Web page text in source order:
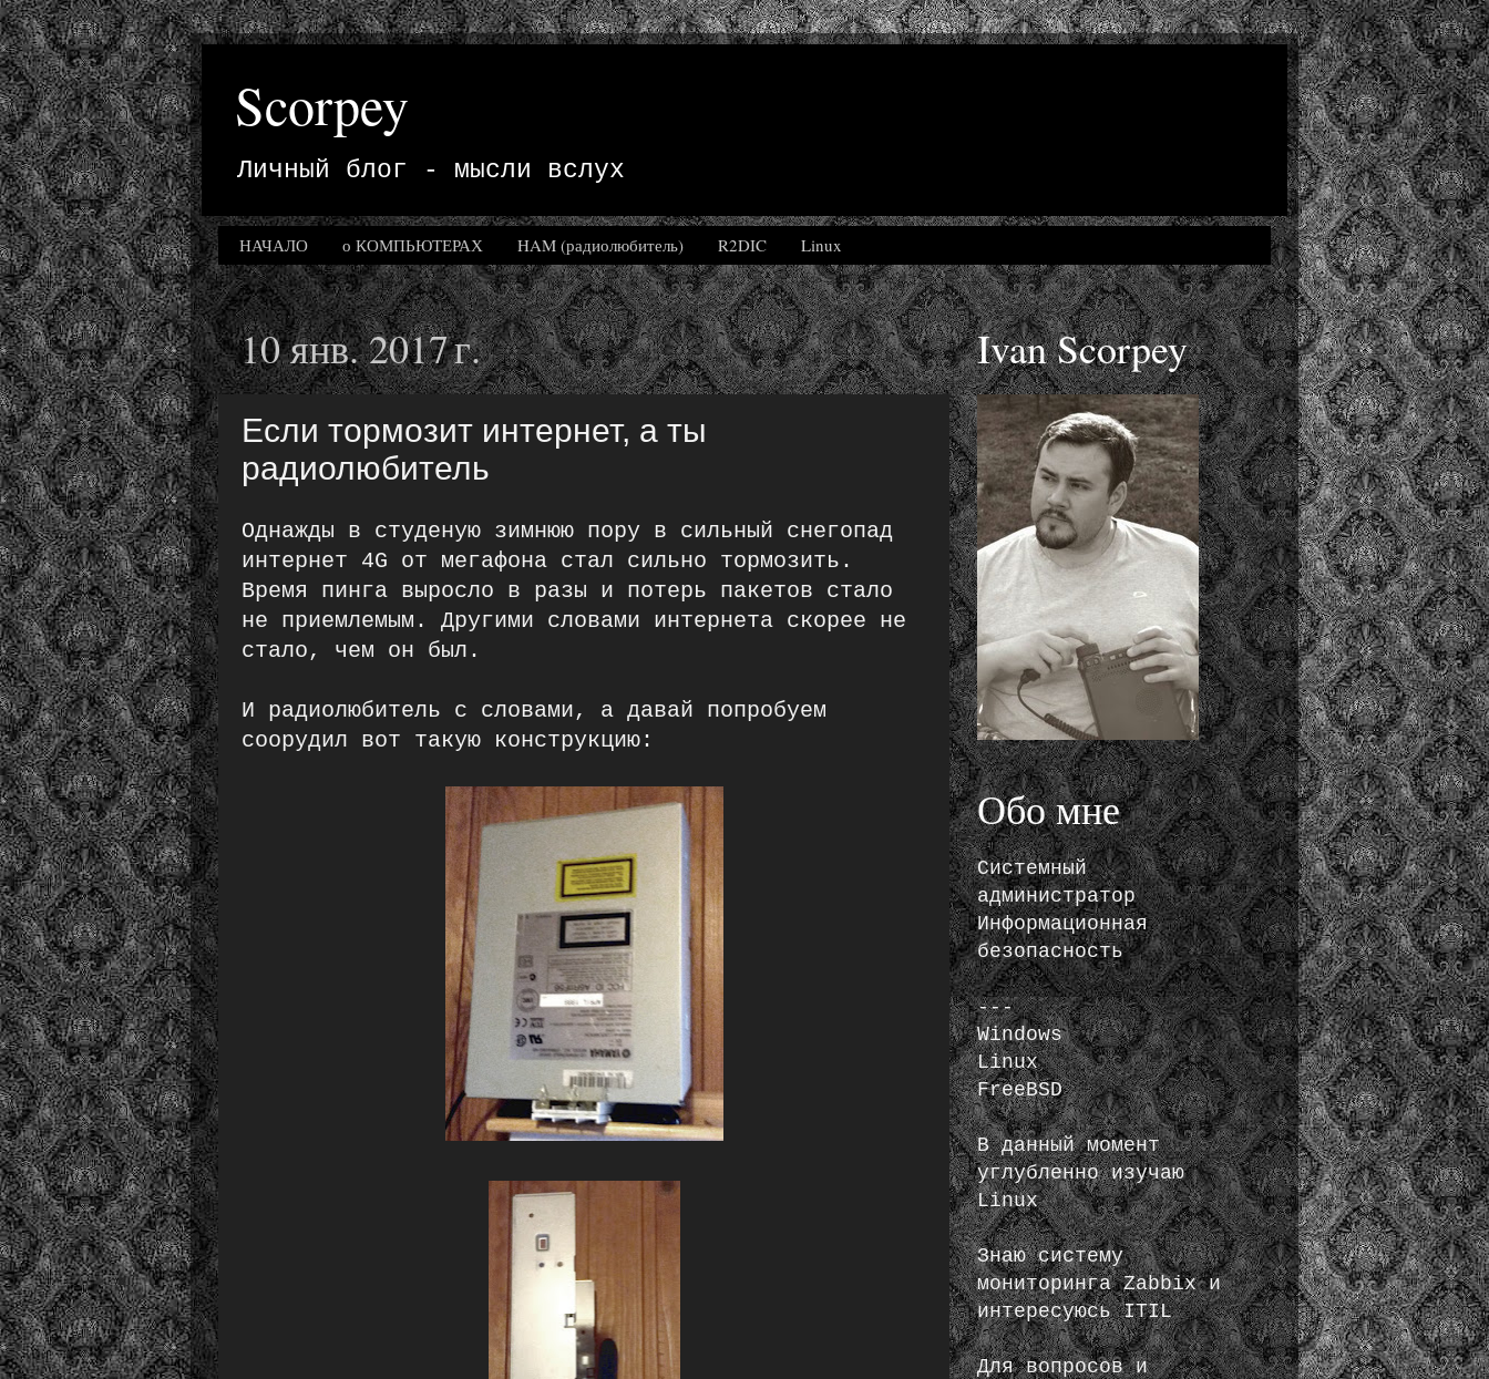
Scorpey
Личный блог - мысли вслух
НАЧАЛО о КОМПЬЮТЕРАХ HAM (радиолюбитель) R2DIC Linux
10 янв. 2017 г.
Если тормозит интернет, а ты
радиолюбитель
Однажды в студеную зимнюю пору в сильный снегопад
интернет 4G от мегафона стал сильно тормозить.
Время пинга выросло в разы и потерь пакетов стало
не приемлемым. Другими словами интернета скорее не
стало, чем он был.
И радиолюбитель с словами, а давай попробуем
соорудил вот такую конструкцию:
Ivan Scorpey
Обо мне
Системный
администратор
Информационная
безопасность
---
Windows
Linux
FreeBSD
В данный момент
углубленно изучаю
Linux
Знаю систему
мониторинга Zabbix и
интересуюсь ITIL
Для вопросов и